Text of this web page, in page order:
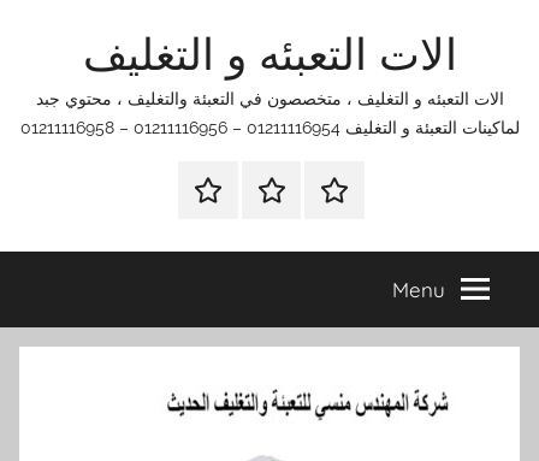
الات التعبئه و التغليف
الات التعبئه و التغليف ، متخصصون في التعبئة والتغليف ، محتوي جبد
لماكينات التعبئة و التغليف 01211116954 – 01211116956 – 01211116958
الرئيسيةاتصل
اتـصـل
في
التي
Menu